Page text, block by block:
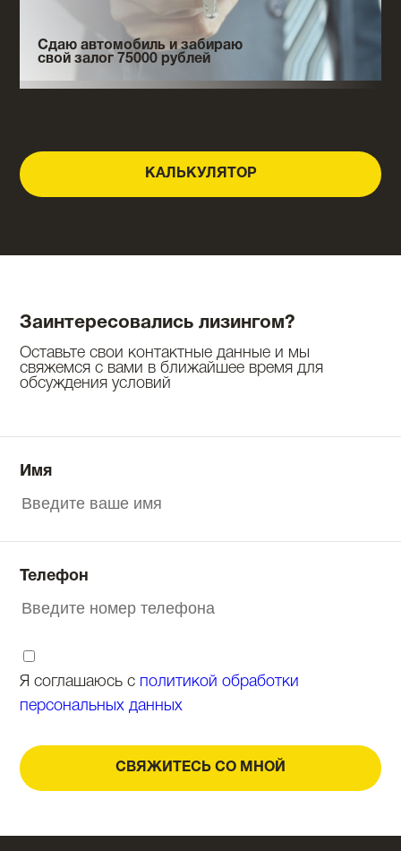
Сдаю автомобиль и забираю
свой залог 75000 рублей
КАЛЬКУЛЯТОР
Заинтересовались лизингом?
Оставьте свои контактные данные и мы
свяжемся с вами в ближайшее время для
обсуждения условий
Имя
Телефон
Я соглашаюсь с политикой обработки
персональных данных
СВЯЖИТЕСЬ СО МНОЙ